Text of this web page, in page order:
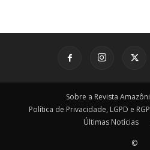
Sobre a Revista
Política de Privacidade, LGPD e
Últimas Notícias
©